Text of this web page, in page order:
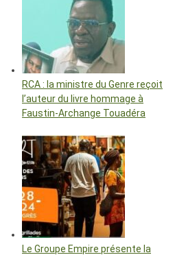
RCA : la ministre du Genre reçoit
l’auteur du livre hommage à
Faustin-Archange Touadéra
Le Groupe Empire présente la